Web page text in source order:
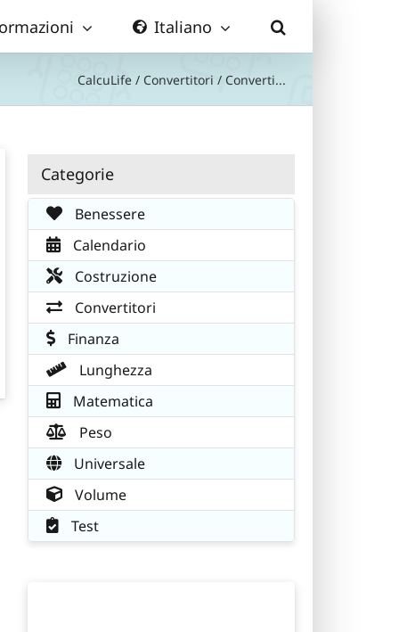
Italiano
CalcuLife / Convertitori / Converti...
Categorie
Benessere
Calendario
Costruzione
Convertitori
Finanza
Lunghezza
Matematica
Peso
Universale
Volume
Test